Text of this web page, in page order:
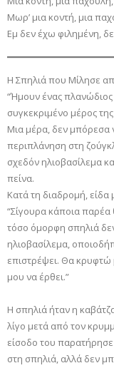
Μωρ’ μια κοντή, μια
Εμ δεν έχω φιλημένη,
Η Σπηλιά που Μίλησε
“Ήμουν ένας
συγκεκριμένο μέρος
Μια μέρα, δεν μπόρεσα
περιπλάνηση στη
σχεδόν ηλιοβασίλεμα
πείνα.
Κατά τη διαδρομή,
“Σίγουρα κάποια
τόσο όμορφη σπηλιά
ηλιοβασίλεμα,
επιστρέψει. Θα κρυφτώ
μου να έρθει.”
Η σπηλιά ήταν η
λίγο μετά από τον
είσοδο του
στη σπηλιά, αλλά δεν